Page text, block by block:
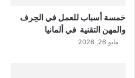
خمسة أسباب للعمل في الحِرف
والمهن التقنية في ألمانيا
مايو 26, 2026